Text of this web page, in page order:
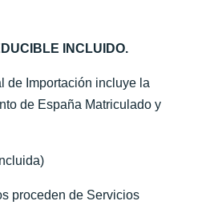
INCLUIDO.
de Importación incluye la
de España Matriculado y
proceden de Servicios